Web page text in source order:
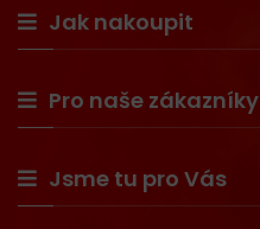
Jak nakoupit
Pro naše zákazníky
Jsme tu pro Vás